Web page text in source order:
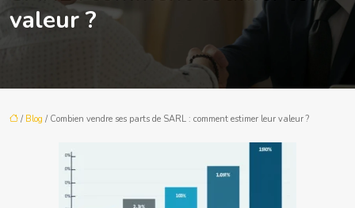
valeur ?
/ Blog / Combien vendre ses parts de SARL : comment estimer leur valeur ?